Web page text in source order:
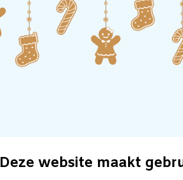
Deze website maakt